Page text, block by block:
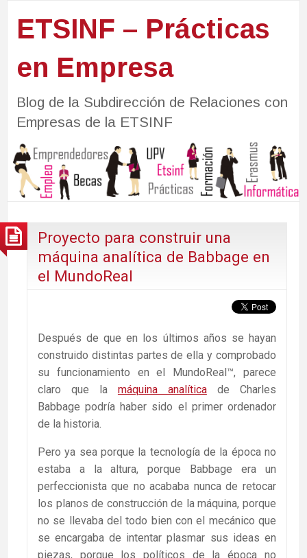
ETSINF – Prácticas
en Empresa
Blog de la Subdirección de Relaciones con
Empresas de la ETSINF
Proyecto para construir una
máquina analítica de Babbage en
el MundoReal
Después de que en los últimos años se hayan
construido distintas partes de ella y comprobado
su funcionamiento en el MundoReal™, parece
claro que la máquina analíticade Charles
Babbage podría haber sido el primer ordenador
de la historia.
Pero ya sea porque la tecnología de la época no
estaba a la altura, porque Babbage era un
perfeccionista que no acababa nunca de retocar
los planos de construcción de la máquina, porque
no se llevaba del todo bien con el mecánico que
se encargaba de intentar plasmar sus ideas en
piezas, porque los políticos de la época no